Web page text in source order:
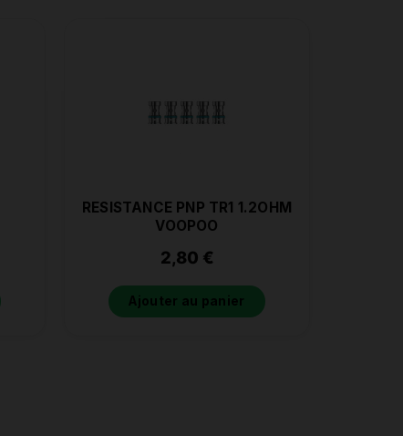
RESISTANCE PNP TR1 1.2OHM
VOOPOO
2,80 €
Ajouter au panier